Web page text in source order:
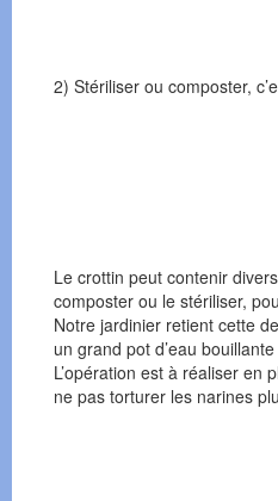
2) Stériliser ou composter,
Le crottin peut contenir
composter ou le stériliser,
Notre jardinier retient cette
un grand pot d’eau
L’opération est à réaliser en
ne pas torturer les narines